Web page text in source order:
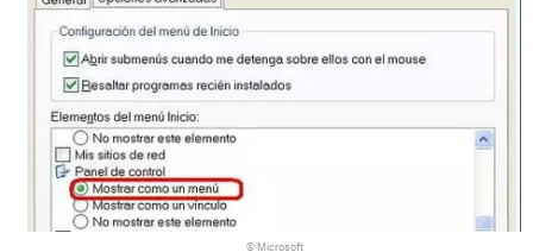
© Microsoft